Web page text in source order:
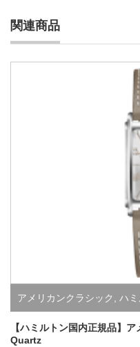
関連商品
アメリカンクラシック ハ
【ハミルトン国内正規品】
Quartz